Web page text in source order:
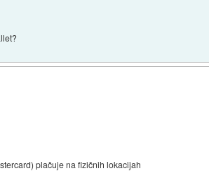
plačuje na fizičnih lokacijah